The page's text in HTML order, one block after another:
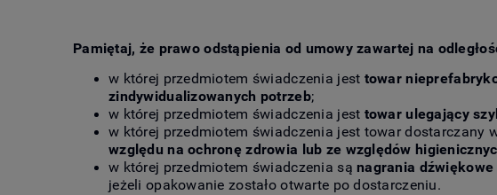
Pamiętaj, że prawo odstąpienia od umowy zawartej na
w której przedmiotem świadczenia jest towar
zindywidualizowanych potrzeb;
w której przedmiotem świadczenia jest towar ulegający
w której przedmiotem świadczenia jest towar dostarczany
względu na ochronę zdrowia lub ze względów
w której przedmiotem świadczenia są nagrania
jeżeli opakowanie zostało otwarte po dostarczeniu.